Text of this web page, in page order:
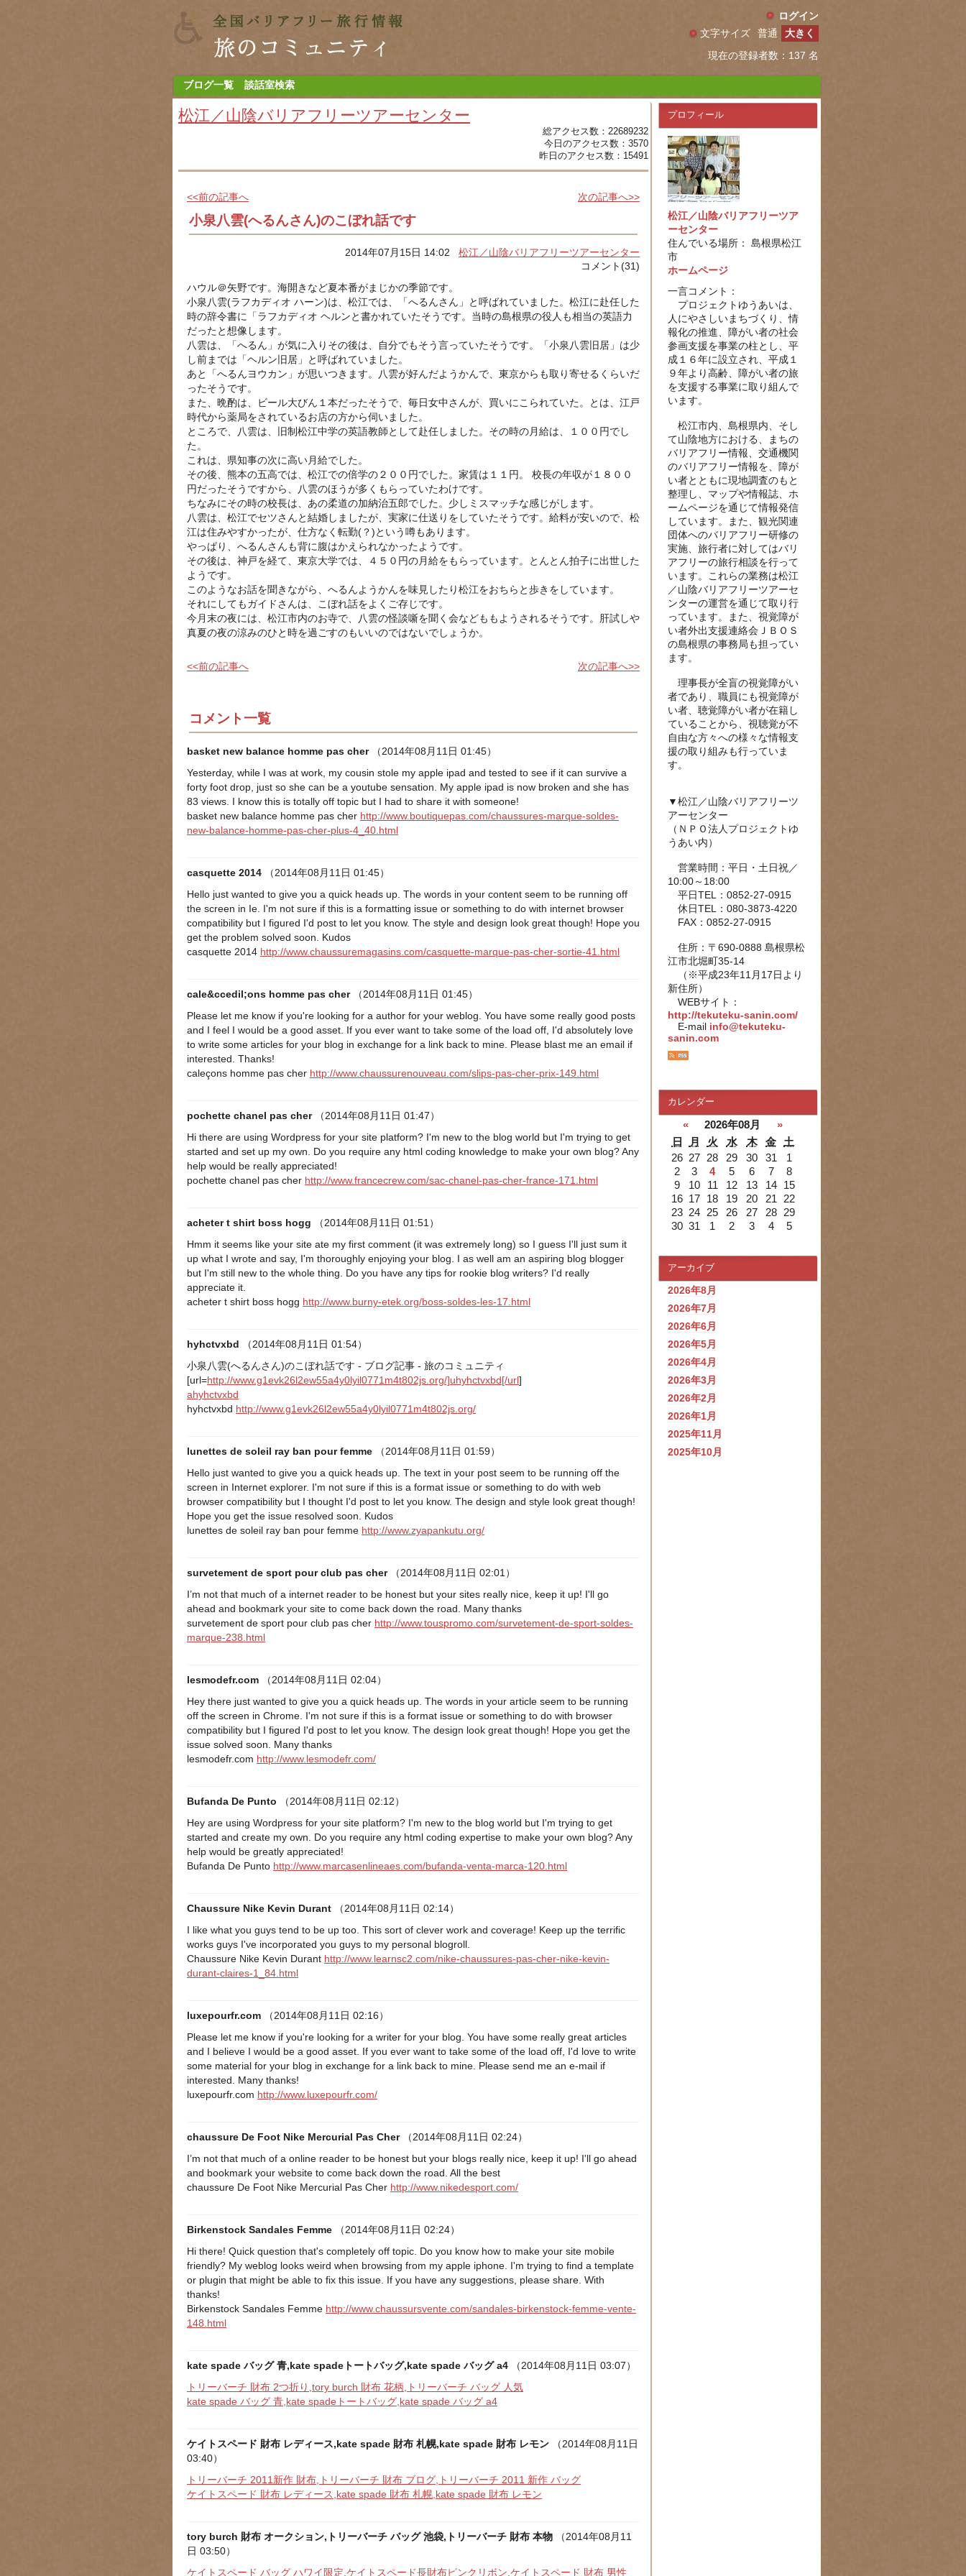
ログイン
現在の登録者数：137 名
文字サイズ 普通 大きく
ブログ一覧 談話室検索
松江／山陰バリアフリーツアーセンター
総アクセス数：22689232
今日のアクセス数：3570
昨日のアクセス数：15491
<<前の記事へ 次の記事へ>>
小泉八雲(へるんさん)のこぼれ話です
2014年07月15日 14:02松江／山陰バリアフリーツアーセンター
コメント(31)
ハウル＠矢野です。海開きなど夏本番がまじかの季節です。
小泉八雲(ラフカディオ ハーン)は、松江では、「へるんさん」と呼ばれていました。松江に赴任した
時の辞令書に「ラフカディオ ヘルンと書かれていたそうです。当時の島根県の役人も相当の英語力
だったと想像します。
八雲は、「へるん」が気に入りその後は、自分でもそう言っていたそうです。「小泉八雲旧居」は少
し前までは「ヘルン旧居」と呼ばれていました。
あと「へるんヨウカン」が思いつきます。八雲が好んだようかんで、東京からも取り寄せるくらいだ
ったそうです。
また、晩酌は、ビール大びん１本だったそうで、毎日女中さんが、買いにこられていた。とは、江戸
時代から薬局をされているお店の方から伺いました。
ところで、八雲は、旧制松江中学の英語教師として赴任しました。その時の月給は、１００円でし
た。
これは、県知事の次に高い月給でした。
その後、熊本の五高では、松江での倍学の２００円でした。家賃は１１円。 校長の年収が１８００
円だったそうですから、八雲のほうが多くもらっていたわけです。
ちなみにその時の校長は、あの柔道の加納治五郎でした。少しミスマッチな感じがします。
八雲は、松江でセツさんと結婚しましたが、実家に仕送りをしていたそうです。給料が安いので、松
江は住みやすかったが、仕方なく転勤(？)という噂もあります。
やっぱり、へるんさんも背に腹はかえられなかったようです。
その後は、神戸を経て、東京大学では、４５０円の月給をもらっています。とんとん拍子に出世した
ようです。
このようなお話を聞きながら、へるんようかんを味見したり松江をおちらと歩きをしています。
それにしてもガイドさんは、こぼれ話をよくご存じです。
今月末の夜には、松江市内のお寺で、八雲の怪談噺を聞く会などももようされるそうです。肝試しや
真夏の夜の涼みのひと時を過ごすのもいいのではないでしょうか。
<<前の記事へ 次の記事へ>>
コメント一覧
basket new balance homme pas cher
（2014年08月11日 01:45）
Yesterday, while I was at work, my cousin stole my apple ipad and tested to see if it can survive a
forty foot drop, just so she can be a youtube sensation. My apple ipad is now broken and she has
83 views. I know this is totally off topic but I had to share it with someone!
basket new balance homme pas cher http://www.boutiquepas.com/chaussures-marque-soldes-
new-balance-homme-pas-cher-plus-4_40.html
casquette 2014
（2014年08月11日 01:45）
Hello just wanted to give you a quick heads up. The words in your content seem to be running off
the screen in Ie. I'm not sure if this is a formatting issue or something to do with internet browser
compatibility but I figured I'd post to let you know. The style and design look great though! Hope you
get the problem solved soon. Kudos
casquette 2014 http://www.chaussuremagasins.com/casquette-marque-pas-cher-sortie-41.html
cale&ccedil;ons homme pas cher
（2014年08月11日 01:45）
Please let me know if you're looking for a author for your weblog. You have some really good posts
and I feel I would be a good asset. If you ever want to take some of the load off, I'd absolutely love
to write some articles for your blog in exchange for a link back to mine. Please blast me an email if
interested. Thanks!
caleçons homme pas cher http://www.chaussurenouveau.com/slips-pas-cher-prix-149.html
pochette chanel pas cher
（2014年08月11日 01:47）
Hi there are using Wordpress for your site platform? I'm new to the blog world but I'm trying to get
started and set up my own. Do you require any html coding knowledge to make your own blog? Any
help would be really appreciated!
pochette chanel pas cher http://www.francecrew.com/sac-chanel-pas-cher-france-171.html
acheter t shirt boss hogg
（2014年08月11日 01:51）
Hmm it seems like your site ate my first comment (it was extremely long) so I guess I'll just sum it
up what I wrote and say, I'm thoroughly enjoying your blog. I as well am an aspiring blog blogger
but I'm still new to the whole thing. Do you have any tips for rookie blog writers? I'd really
appreciate it.
acheter t shirt boss hogg http://www.burny-etek.org/boss-soldes-les-17.html
hyhctvxbd
（2014年08月11日 01:54）
小泉八雲(へるんさん)のこぼれ話です - ブログ記事 - 旅のコミュニティ
[url=http://www.g1evk26l2ew55a4y0lyil0771m4t802js.org/]uhyhctvxbd[/url]
ahyhctvxbd
hyhctvxbd http://www.g1evk26l2ew55a4y0lyil0771m4t802js.org/
lunettes de soleil ray ban pour femme
（2014年08月11日 01:59）
Hello just wanted to give you a quick heads up. The text in your post seem to be running off the
screen in Internet explorer. I'm not sure if this is a format issue or something to do with web
browser compatibility but I thought I'd post to let you know. The design and style look great though!
Hope you get the issue resolved soon. Kudos
lunettes de soleil ray ban pour femme http://www.zyapankutu.org/
survetement de sport pour club pas cher
（2014年08月11日 02:01）
I’m not that much of a internet reader to be honest but your sites really nice, keep it up! I'll go
ahead and bookmark your site to come back down the road. Many thanks
survetement de sport pour club pas cher http://www.touspromo.com/survetement-de-sport-soldes-
marque-238.html
lesmodefr.com
（2014年08月11日 02:04）
Hey there just wanted to give you a quick heads up. The words in your article seem to be running
off the screen in Chrome. I'm not sure if this is a format issue or something to do with browser
compatibility but I figured I'd post to let you know. The design look great though! Hope you get the
issue solved soon. Many thanks
lesmodefr.com http://www.lesmodefr.com/
Bufanda De Punto
（2014年08月11日 02:12）
Hey are using Wordpress for your site platform? I'm new to the blog world but I'm trying to get
started and create my own. Do you require any html coding expertise to make your own blog? Any
help would be greatly appreciated!
Bufanda De Punto http://www.marcasenlineaes.com/bufanda-venta-marca-120.html
Chaussure Nike Kevin Durant
（2014年08月11日 02:14）
I like what you guys tend to be up too. This sort of clever work and coverage! Keep up the terrific
works guys I've incorporated you guys to my personal blogroll.
Chaussure Nike Kevin Durant http://www.learnsc2.com/nike-chaussures-pas-cher-nike-kevin-
durant-claires-1_84.html
luxepourfr.com
（2014年08月11日 02:16）
Please let me know if you're looking for a writer for your blog. You have some really great articles
and I believe I would be a good asset. If you ever want to take some of the load off, I'd love to write
some material for your blog in exchange for a link back to mine. Please send me an e-mail if
interested. Many thanks!
luxepourfr.com http://www.luxepourfr.com/
chaussure De Foot Nike Mercurial Pas Cher
（2014年08月11日 02:24）
I’m not that much of a online reader to be honest but your blogs really nice, keep it up! I'll go ahead
and bookmark your website to come back down the road. All the best
chaussure De Foot Nike Mercurial Pas Cher http://www.nikedesport.com/
Birkenstock Sandales Femme
（2014年08月11日 02:24）
Hi there! Quick question that's completely off topic. Do you know how to make your site mobile
friendly? My weblog looks weird when browsing from my apple iphone. I'm trying to find a template
or plugin that might be able to fix this issue. If you have any suggestions, please share. With
thanks!
Birkenstock Sandales Femme http://www.chaussursvente.com/sandales-birkenstock-femme-vente-
148.html
kate spade バッグ 青,kate spadeトートバッグ,kate spade バッグ a4
（2014年08月11日 03:07）
トリーバーチ 財布 2つ折り,tory burch 財布 花柄,トリーバーチ バッグ 人気
kate spade バッグ 青,kate spadeトートバッグ,kate spade バッグ a4
ケイトスペード 財布 レディース,kate spade 財布 札幌,kate spade 財布 レモン
（2014年08月11日
03:40）
トリーバーチ 2011新作 財布,トリーバーチ 財布 ブログ,トリーバーチ 2011 新作 バッグ
ケイトスペード 財布 レディース,kate spade 財布 札幌,kate spade 財布 レモン
tory burch 財布 オークション,トリーバーチ バッグ 池袋,トリーバーチ 財布 本物
（2014年08月11
日 03:50）
ケイトスペード バッグ ハワイ限定,ケイトスペード長財布ピンクリボン,ケイトスペード 財布 男性
プロフィール
松江／山陰バリアフリーツア
ーセンター
住んでいる場所： 島根県松江
市
ホームページ
一言コメント：
プロジェクトゆうあいは、
人にやさしいまちづくり、情
報化の推進、障がい者の社会
参画支援を事業の柱とし、平
成１６年に設立され、平成１
９年より高齢、障がい者の旅
を支援する事業に取り組んで
います。
松江市内、島根県内、そし
て山陰地方における、まちの
バリアフリー情報、交通機関
のバリアフリー情報を、障が
い者とともに現地調査のもと
整理し、マップや情報誌、ホ
ームページを通じて情報発信
しています。また、観光関連
団体へのバリアフリー研修の
実施、旅行者に対してはバリ
アフリーの旅行相談を行って
います。これらの業務は松江
／山陰バリアフリーツアーセ
ンターの運営を通じて取り行
っています。また、視覚障が
い者外出支援連絡会ＪＢＯＳ
の島根県の事務局も担ってい
ます。
理事長が全盲の視覚障がい
者であり、職員にも視覚障が
い者、聴覚障がい者が在籍し
ていることから、視聴覚が不
自由な方々への様々な情報支
援の取り組みも行っていま
す。
▼松江／山陰バリアフリーツ
アーセンター
（ＮＰＯ法人プロジェクトゆ
うあい内）
営業時間：平日・土日祝／
10:00～18:00
平日TEL：0852-27-0915
休日TEL：080-3873-4220
FAX：0852-27-0915
住所：〒690-0888 島根県松
江市北堀町35-14
（※平成23年11月17日より
新住所）
WEBサイト：
http://tekuteku-sanin.com/
E-mail info@tekuteku-
sanin.com
カレンダー
« 2026年08月
»
日
月 火 水 木 金
土
26 27 28 29 30 31
1
2
3 4 5 6 7
8
9
10 11 12 13 14
15
16 17 18 19 20 21
22
23 24 25 26 27 28
29
30 31 1 2 3 4 5
アーカイブ
2026年8月
2026年7月
2026年6月
2026年5月
2026年4月
2026年3月
2026年2月
2026年1月
2025年11月
2025年10月